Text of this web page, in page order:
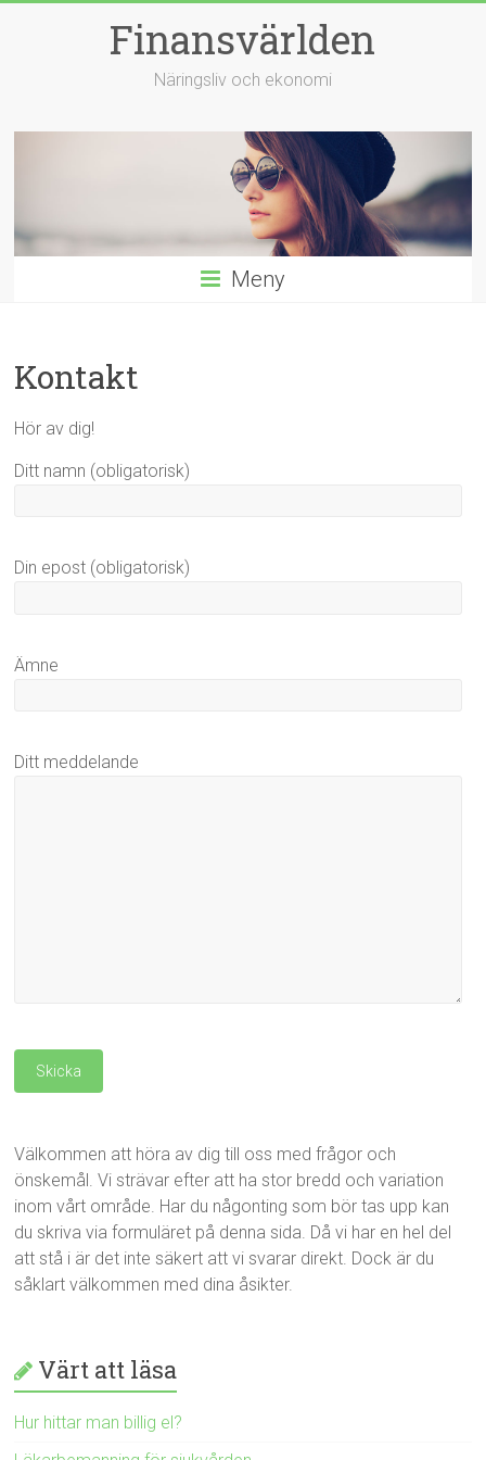
Finansvärlden
Näringsliv och ekonomi
Meny
Kontakt
Hör av dig!
Ditt namn (obligatorisk)
Din epost (obligatorisk)
Ämne
Ditt meddelande
Välkommen att höra av dig till oss med frågor och
önskemål. Vi strävar efter att ha stor bredd och variation
inom vårt område. Har du någonting som bör tas upp kan
du skriva via formuläret på denna sida. Då vi har en hel del
att stå i är det inte säkert att vi svarar direkt. Dock är du
såklart välkommen med dina åsikter.
Värt att läsa
Hur hittar man billig el?